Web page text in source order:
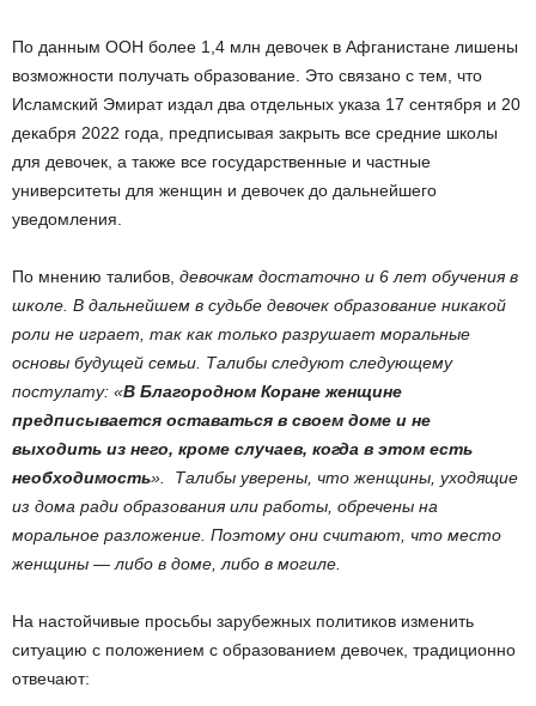
По данным ООН более 1,4 млн девочек в Афганистане лишены
возможности получать образование. Это связано с тем, что
Исламский Эмират издал два отдельных указа 17 сентября и 20
декабря 2022 года, предписывая закрыть все средние школы
для девочек, а также все государственные и частные
университеты для женщин и девочек до дальнейшего
уведомления.
По мнению талибов, девочкам достаточно и 6 лет обучения в
школе. В дальнейшем в судьбе девочек образование никакой
роли не играет, так как только разрушает моральные
основы будущей семьи. Талибы следуют следующему
постулату: «В Благородном Коране женщине
предписывается оставаться в своем доме и не
выходить из него, кроме случаев, когда в этом есть
необходимость». Талибы уверены, что женщины, уходящие
из дома ради образования или работы, обречены на
моральное разложение. Поэтому они считают, что место
женщины — либо в доме, либо в могиле.
На настойчивые просьбы зарубежных политиков изменить
ситуацию с положением с образованием девочек, традиционно
отвечают: